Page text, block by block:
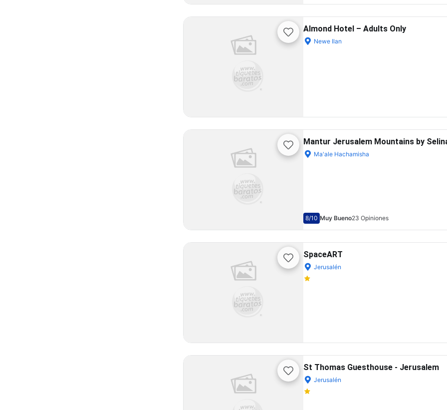
Almond Hotel – Adults Only
Newe Ilan
Mantur Jerusalem Mountains by
Ma'ale Hachamisha
8/10 Muy Bueno23 Opiniones
SpaceART
Jerusalén
St Thomas Guesthouse - Jerusalem
Jerusalén